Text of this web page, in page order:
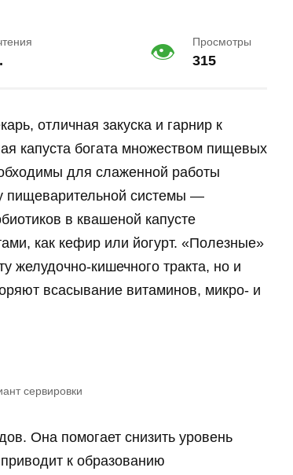
Просмотры
315
отличная закуска и гарнир к
капуста богата множеством пищевых
для слаженной работы
пищеварительной системы —
в квашеной капусте
как кефир или йогурт. «Полезные»
желудочно-кишечного тракта, но и
всасывание витаминов, микро- и
сервировки
Она помогает снизить уровень
к образованию